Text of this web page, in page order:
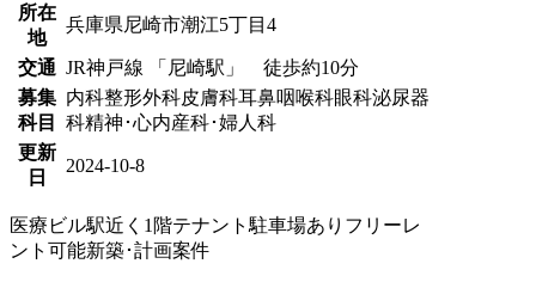
所在
地
兵庫県尼崎市潮江5丁目4
交通 JR神戸線 「尼崎駅」 徒歩約10分
募集
科目
内科整形外科皮膚科耳鼻咽喉科眼科泌尿器
科精神･心内産科･婦人科
更新
日
2024-10-8
医療ビル駅近く 1階テナント 駐車場あり フリーレ
ント可能新築･計画案件